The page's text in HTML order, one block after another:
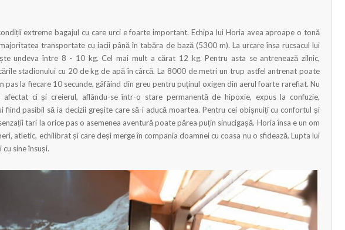
extreme bagajul cu care urci e foarte important. Echipa lui Horia avea aproape o tonă
transportate cu iacii până în tabăra de bază (5300 m). La urcare însa rucsacul lui
undeva între 8 - 10 kg. Cel mai mult a cărat 12 kg. Pentru asta se antrenează zilnic,
stadionului cu 20 de kg de apă în cârcă. La 8000 de metri un trup astfel antrenat poate
pas la fiecare 10 secunde, gâfâind din greu pentru puținul oxigen din aerul foarte rarefiat. Nu
ci și creierul, aflându-se într-o stare permanentă de hipoxie, expus la confuzie,
fiind pasibil să ia decizii greșite care să-i aducă moartea. Pentru cei obișnuiți cu confortul și
tari la orice pas o asemenea aventură poate părea puțin sinucigașă. Horia însa e un om
atletic, echilibrat și care deși merge în compania doamnei cu coasa nu o sfidează. Lupta lui
cu sine însuși.